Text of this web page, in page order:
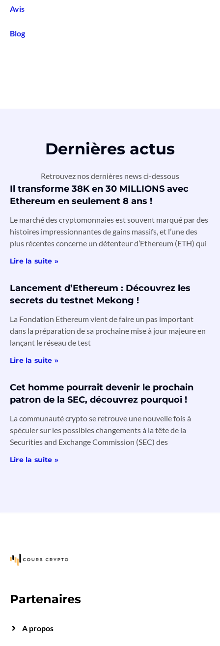
Avis
Blog
Dernières actus
Retrouvez nos dernières news ci-dessous
Il transforme 38K en 30 MILLIONS avec
Ethereum en seulement 8 ans !
Le marché des cryptomonnaies est souvent marqué par des
histoires impressionnantes de gains massifs, et l’une des
plus récentes concerne un détenteur d’Ethereum (ETH) qui
Lire la suite »
Lancement d’Ethereum : Découvrez les
secrets du testnet Mekong !
La Fondation Ethereum vient de faire un pas important
dans la préparation de sa prochaine mise à jour majeure en
lançant le réseau de test
Lire la suite »
Cet homme pourrait devenir le prochain
patron de la SEC, découvrez pourquoi !
La communauté crypto se retrouve une nouvelle fois à
spéculer sur les possibles changements à la tête de la
Securities and Exchange Commission (SEC) des
Lire la suite »
Partenaires
A propos